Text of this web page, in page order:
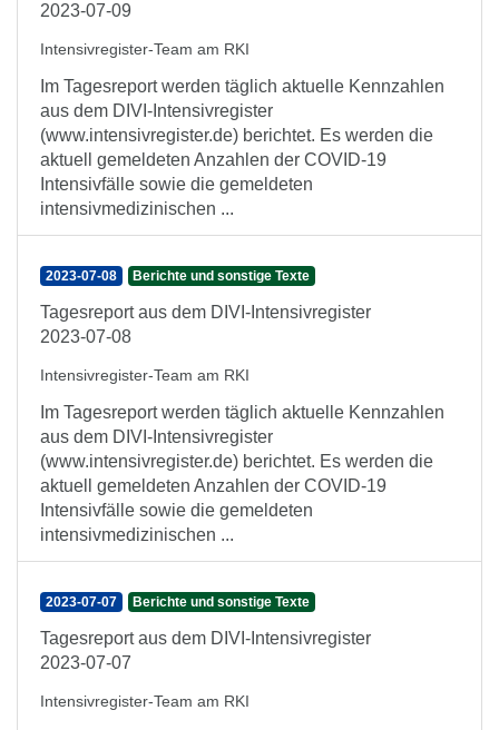
2023-07-09
Intensivregister-Team am RKI
Im Tagesreport werden täglich aktuelle Kennzahlen
aus dem DIVI-Intensivregister
(www.intensivregister.de) berichtet. Es werden die
aktuell gemeldeten Anzahlen der COVID-19
Intensivfälle sowie die gemeldeten
intensivmedizinischen ...
2023-07-08 Berichte und sonstige Texte
Tagesreport aus dem DIVI-Intensivregister
2023-07-08
Intensivregister-Team am RKI
Im Tagesreport werden täglich aktuelle Kennzahlen
aus dem DIVI-Intensivregister
(www.intensivregister.de) berichtet. Es werden die
aktuell gemeldeten Anzahlen der COVID-19
Intensivfälle sowie die gemeldeten
intensivmedizinischen ...
2023-07-07 Berichte und sonstige Texte
Tagesreport aus dem DIVI-Intensivregister
2023-07-07
Intensivregister-Team am RKI